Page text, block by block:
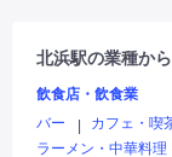
北浜駅の業種か
飲食店・飲食業
バー
カフェ・喫
ラーメン・中華料理